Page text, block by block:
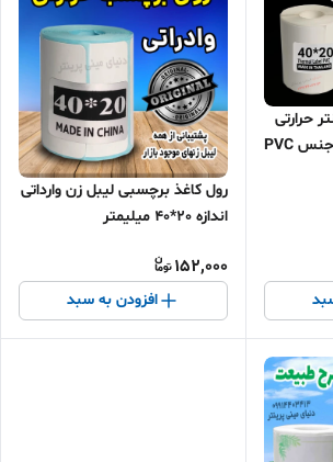
حرارتی
اندازه 20 * 40 میلیمتر جنس PVC
رول کاغذ برچسبی لیبل زن وارداتی
اندازه 20*40 میلیمتر
152,000
افزودن به سبد